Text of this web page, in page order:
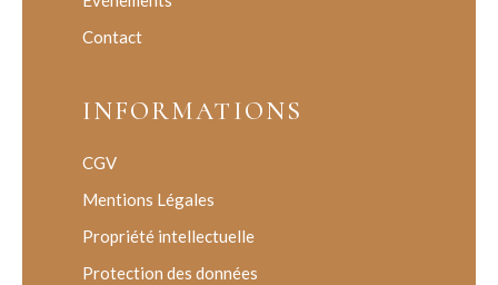
Contact
INFORMATIONS
CGV
Mentions Légales
Propriété intellectuelle
Protection des données